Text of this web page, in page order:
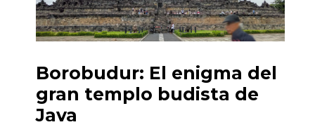
Borobudur: El enigma del
gran templo budista de
Java